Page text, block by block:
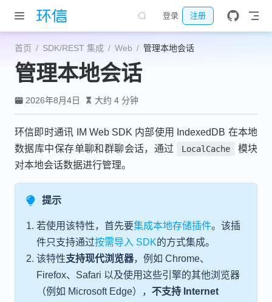
跳至主要內容
登录 注册
首页 SDK/REST 集成 Web 管理本地会话
管理本地会话
2026年8月4日 大约 4 分钟
环信即时通讯 IM Web SDK 内部使用 IndexedDB 在本地
数据库中保存单聊和群聊会话，通过
LocalCache
模块
对本地会话数据进行管理。
提示
若使用该特性，首先要集成本地存储插件。该插
件只支持通过按需导入 SDK的方式集成。
该特性支持现代浏览器，例如 Chrome、
Firefox、Safari 以及使用这些引擎的其他浏览器
（例如 Microsoft Edge），不支持 Internet